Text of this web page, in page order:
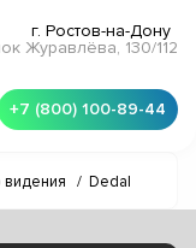
г. Ростов-на-Дону
Журавлёва, 130/112
+7 (800) 100-89-44
видения / Dedal